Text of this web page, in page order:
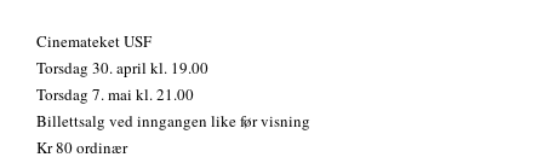
Cinemateket USF
Torsdag 30. april kl. 19.00
Torsdag 7. mai kl. 21.00
Billettsalg ved inngangen like før visning
Kr 80 ordinær